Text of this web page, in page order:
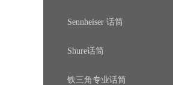
Sennheiser 话筒
Shure话筒
铁三角专业话筒